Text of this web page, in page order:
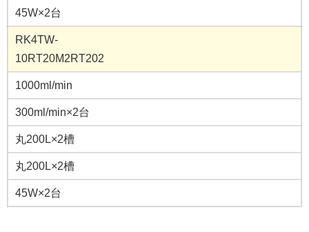
45W×2台
RK4TW-
10RT20M2RT202
1000ml/min
300ml/min×2台
丸200L×2槽
丸200L×2槽
45W×2台